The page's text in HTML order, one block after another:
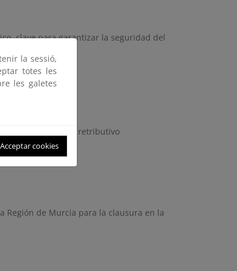
clave para garantizar la seguridad del
el nuevo marco retributivo
Región de Murcia para la clausura en la
la sessió,
totes les
les galetes
Acceptar cookies